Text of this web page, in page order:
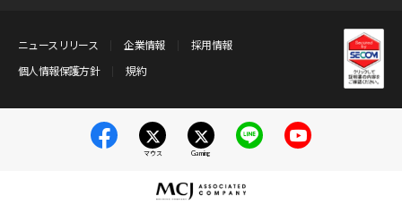
ニュースリリース 企業情報
採用情報
個人情報保護方針
規約
マウス Gaming